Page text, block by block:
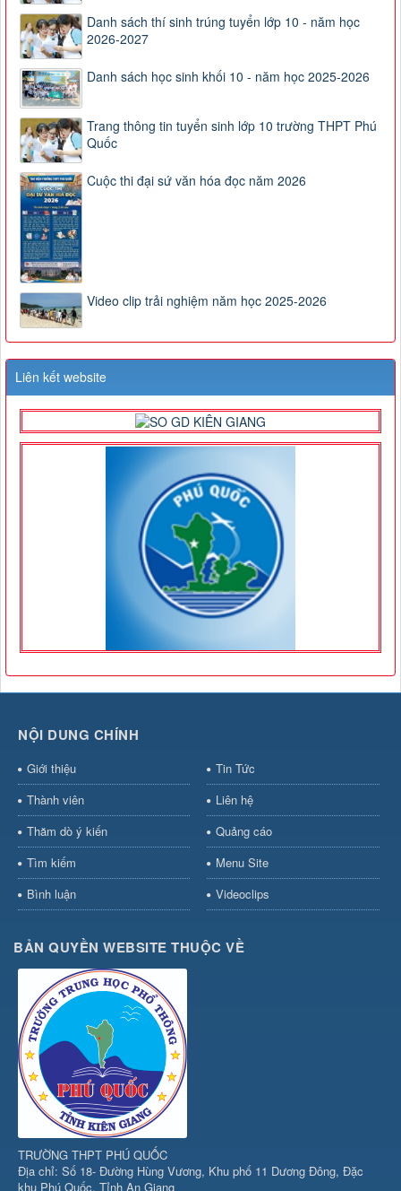
Danh sách thí sinh trúng tuyển lớp 10 - năm học
2026-2027
Danh sách học sinh khối 10 - năm học 2025-2026
Trang thông tin tuyển sinh lớp 10 trường THPT Phú
Quốc
Cuộc thi đại sứ văn hóa đọc năm 2026
Video clip trải nghiệm năm học 2025-2026
Liên kết website
NỘI DUNG CHÍNH
Giới thiệu
Tin Tức
Thành viên
Liên hệ
Thăm dò ý kiến
Quảng cáo
Tìm kiếm
Menu Site
Bình luận
Videoclips
BẢN QUYỀN WEBSITE THUỘC VỀ
TRƯỜNG THPT PHÚ QUỐC
Địa chỉ: Số 18- Đường Hùng Vương, Khu phố 11 Dương Đông, Đặc
khu Phú Quốc, Tỉnh An Giang